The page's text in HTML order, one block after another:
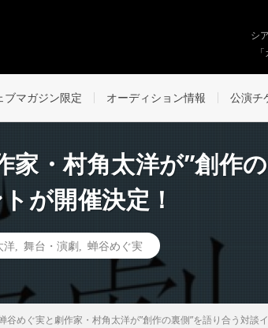
シ
ブマガジン限定 オーディション情報 公演チ
家・村角太洋が”創作
が開催決定！
洋 舞台・演劇 蝉谷めぐ実
谷めぐ実と劇作家・村角太洋が”創作の裏側”を語り合う対談